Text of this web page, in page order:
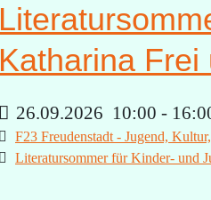
Katharina Frei
26.09.2026 10:00 -
F23 Freudenstadt - Jugend,
Literatursommer für Kinder- und